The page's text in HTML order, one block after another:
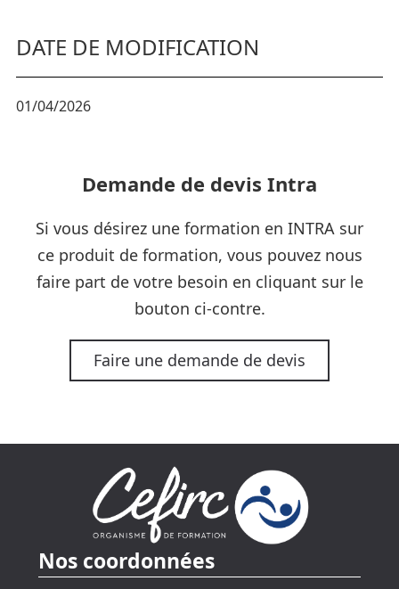
DATE DE MODIFICATION
01/04/2026
Demande de devis Intra
Si vous désirez une formation en INTRA sur
ce produit de formation, vous pouvez nous
faire part de votre besoin en cliquant sur le
bouton ci-contre.
Faire une demande de devis
Nos coordonnées